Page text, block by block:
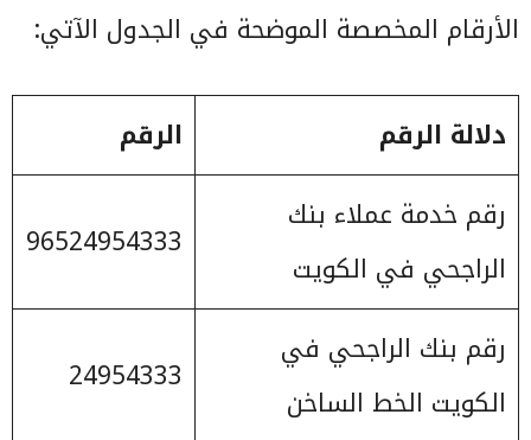
الأرقام المخصصة الموضحة في الجدول الآتي:
دلالة الرقم
الرقم
رقم خدمة عملاء بنك
الراجحي في الكويت
96524954333
رقم بنك الراجحي في
الكويت الخط الساخن
24954333